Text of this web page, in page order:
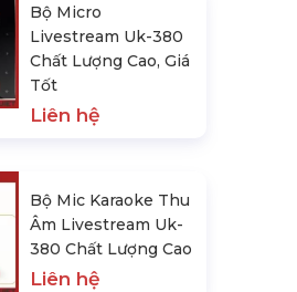
Bộ Micro
Livestream Uk-380
Chất Lượng Cao, Giá
Tốt
Liên hệ
Bộ Mic Karaoke Thu
Âm Livestream Uk-
380 Chất Lượng Cao
Liên hệ